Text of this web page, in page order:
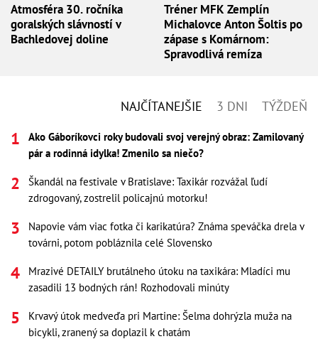
Atmosféra 30. ročníka
goralských slávností v
Bachledovej doline
Tréner MFK Zemplín
Michalovce Anton Šoltis po
zápase s Komárnom:
Spravodlivá remíza
NAJČÍTANEJŠIE 3 DNI TÝŽDEŇ
Ako Gáboríkovci roky budovali svoj verejný obraz: Zamilovaný
pár a rodinná idylka! Zmenilo sa niečo?
Škandál na festivale v Bratislave: Taxikár rozvážal ľudí
zdrogovaný, zostrelil policajnú motorku!
Napovie vám viac fotka či karikatúra? Známa speváčka drela v
továrni, potom pobláznila celé Slovensko
Mrazivé DETAILY brutálneho útoku na taxikára: Mladíci mu
zasadili 13 bodných rán! Rozhodovali minúty
Krvavý útok medveďa pri Martine: Šelma dohrýzla muža na
bicykli, zranený sa doplazil k chatám